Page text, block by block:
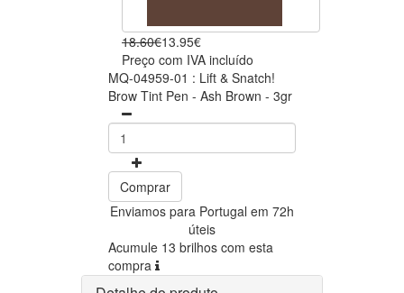
18.60€13.95€
Preço com IVA incluído
MQ-04959-01 : Lift & Snatch!
Brow Tint Pen - Ash Brown - 3gr
Comprar
Enviamos para Portugal em 72h
úteis
Acumule 13 brilhos com esta
compra